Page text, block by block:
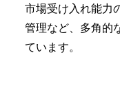
市場受け入れ能力
管理など、多角的
ています。